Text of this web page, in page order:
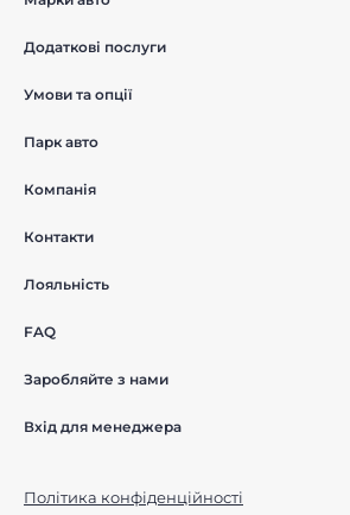
Додаткові послуги
Умови та опції
Парк авто
Компанія
Контакти
Лояльність
FAQ
Заробляйте з нами
Вхід для менеджера
Політика конфіденційності